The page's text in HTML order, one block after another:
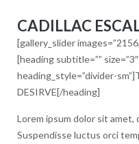
CADILLAC
[gallery_slider
[heading subtitle=””
heading_style=”divider-
DESIRVE[/heading]
Lorem ipsum dolor sit
Suspendisse luctus orci